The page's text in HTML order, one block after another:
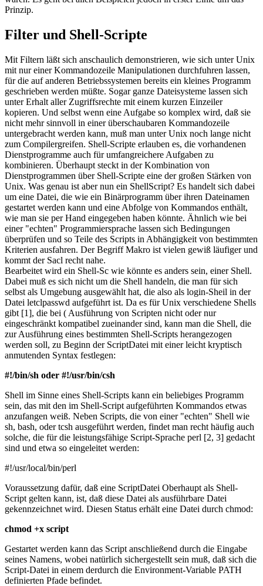
Prinzip.
Filter und Shell-Scripte
Mit Filtern läßt sich anschaulich demonstrieren, wie sich unter Unix
mit nur einer Kommandozeile Manipulationen durchfuhren lassen,
für die auf anderen Betriebssystemen bereits ein kleines Programm
geschrieben werden müßte. Sogar ganze Dateisysteme lassen sich
unter Erhalt aller Zugriffsrechte mit einem kurzen Einzeiler
kopieren. Und selbst wenn eine Aufgabe so komplex wird, daß sie
nicht mehr sinnvoll in einer überschaubaren Kommandozeile
untergebracht werden kann, muß man unter Unix noch lange nicht
zum Compilergreifen. Shell-Scripte erlauben es, die vorhandenen
Dienstprogramme auch für umfangreichere Aufgaben zu
kombinieren. Überhaupt steckt in der Kombination von
Dienstprogrammen über Shell-Scripte eine der großen Stärken von
Unix. Was genau ist aber nun ein ShellScript? Es handelt sich dabei
um eine Datei, die wie ein Binärprogramm über ihren Dateinamen
gestartet werden kann und eine Abfolge von Kommandos enthält,
wie man sie per Hand eingegeben haben könnte. Ähnlich wie bei
einer "echten" Programmiersprache lassen sich Bedingungen
überprüfen und so Teile des Scripts in Abhängigkeit von bestimmten
Kriterien ausfahren. Der Begriff Makro ist vielen gewiß läufiger und
kommt der Sacl recht nahe.
Bearbeitet wird ein Shell-Sc wie könnte es anders sein, einer Shell.
Dabei muß es sich nicht um die Shell handeln, die man für sich
selbst als Umgebung ausgewählt hat, die also als login-Sheil in der
Datei letclpasswd aufgeführt ist. Da es für Unix verschiedene Shells
gibt [1], die bei ( Ausführung von Scripten nicht oder nur
eingeschränkt kompatibel zueinander sind, kann man die Shell, die
zur Ausführung eines bestimmten Shell-Scripts herangezogen
werden soll, zu Beginn der ScriptDatei mit einer leicht kryptisch
anmutenden Syntax festlegen:
#!/bin/sh oder #!/usr/bin/csh
Shell im Sinne eines Shell-Scripts kann ein beliebiges Programm
sein, das mit den im Shell-Script aufgeführten Kommandos etwas
anzufangen weiß. Neben Scripts, die von einer "echten" Shell wie
sh, bash, oder tcsh ausgeführt werden, findet man recht häufig auch
solche, die für die leistungsfähige Script-Sprache perl [2, 3] gedacht
sind und etwa so eingeleitet werden:
#!/usr/local/bin/perl
Voraussetzung dafür, daß eine ScriptDatei Oberhaupt als Shell-
Script gelten kann, ist, daß diese Datei als ausführbare Datei
gekennzeichnet wird. Diesen Status erhält eine Datei durch chmod:
chmod +x script
Gestartet werden kann das Script anschließend durch die Eingabe
seines Namens, wobei natürlich sichergestellt sein muß, daß sich die
Script-Datei in einem derdurch die Environment-Variable PATH
definierten Pfade befindet.